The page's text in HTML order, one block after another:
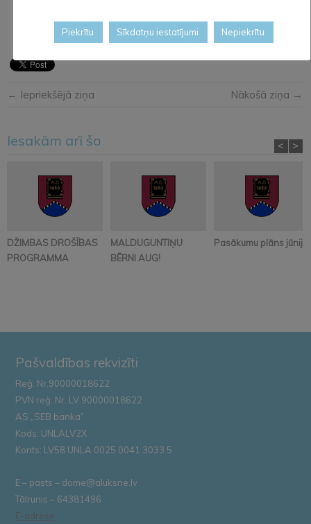
2.grupas skolotājas Gunta BOJĀRE, Guntra ŪDRE
← Iepriekšējā ziņa Nākošā ziņa →
Iesakām arī šo
DŽIMBAS DROŠĪBAS
PROGRAMMA
MALDUGUNTIŅU
BĒRNI AUG!
Pasākumu plāns jūnijā
< >
Pašvaldības rekvizīti
Reģ. Nr.90000018622
PVN reģ. Nr. LV 90000018622
AS „SEB banka”
Kods: UNLALV2X
Konts: LV58 UNLA 0025 0041 3033 5
E – pasts – dome@aluksne.lv
Tālrunis – 64381496
E-adrese
Piekrītu Sīkdatņu iestatījumi Nepiekrītu